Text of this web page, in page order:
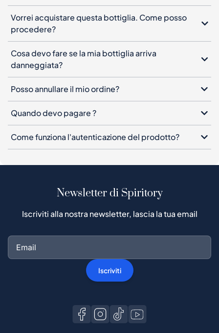
Vorrei acquistare questa bottiglia. Come posso
procedere?
Cosa devo fare se la mia bottiglia arriva
danneggiata?
Posso annullare il mio ordine?
Quando devo pagare ?
Come funziona l'autenticazione del prodotto?
Newsletter di Spiritory
Iscriviti alla nostra newsletter, lascia la tua email
Iscriviti